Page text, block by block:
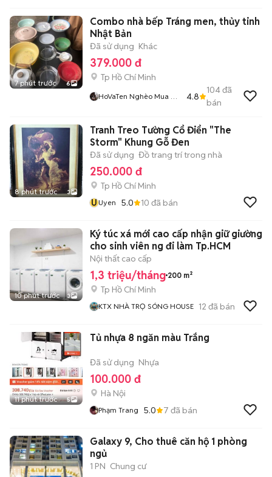
7 phút trước 6
Combo nhà bếp Tráng men, thủy tinh
Nhật Bản
Đã sử dụng Khác
379.000 đ
Tp Hồ Chí Minh
HoVaTen Nghèo Mua Gì
4.8
104đã
bán
8 phút trước 3
Tranh Treo Tường Cổ Điển "The
Storm" Khung Gỗ Đen
Đã sử dụng Đồ trang trí trong nhà
250.000 đ
Tp Hồ Chí Minh
UUyen 5.0 10 đã bán
10 phút trước 3
Ký túc xá mới cao cấp nhận giữ giường
cho sinh viên ng đi làm Tp.HCM
Nội thất cao cấp
1,3 triệu/tháng 200 m²
Tp Hồ Chí Minh
KTX NHÀ TRỌ SÓNG HOUSE 12 đã bán
11 phút trước 5
Tủ nhựa 8 ngăn màu Trắng
Đã sử dụng Nhựa
100.000 đ
Hà Nội
Phạm Trang 5.0 7 đã bán
Galaxy 9, Cho thuê căn hộ 1 phòng
ngủ
1 PN Chung cư